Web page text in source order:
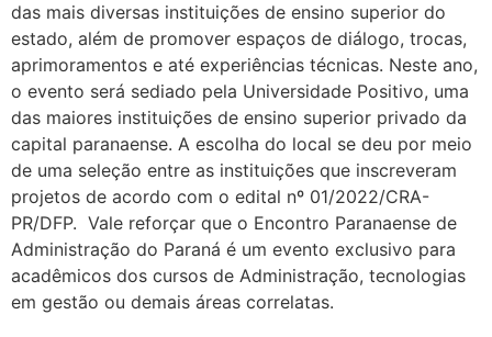
das mais diversas instituições de ensino superior do
estado, além de promover espaços de diálogo, trocas,
aprimoramentos e até experiências técnicas. Neste ano,
o evento será sediado pela Universidade Positivo, uma
das maiores instituições de ensino superior privado da
capital paranaense. A escolha do local se deu por meio
de uma seleção entre as instituições que inscreveram
projetos de acordo com o edital nº 01/2022/CRA-
PR/DFP. Vale reforçar que o Encontro Paranaense de
Administração do Paraná é um evento exclusivo para
acadêmicos dos cursos de Administração, tecnologias
em gestão ou demais áreas correlatas.